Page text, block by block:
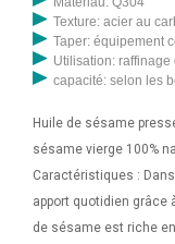
Texture: acier au
Taper: équipement
Utilisation: raffinage
capacité: selon les
Huile de sésame
sésame vierge 100%
Caractéristiques :
apport quotidien
de sésame est riche